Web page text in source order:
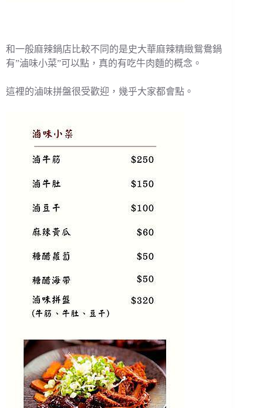
和一般麻辣鍋店比較不同的是史大華麻辣精緻鴛鴦鍋
有”滷味小菜”可以點，真的有吃牛肉麵的概念。
這裡的滷味拼盤很受歡迎，幾乎大家都會點。